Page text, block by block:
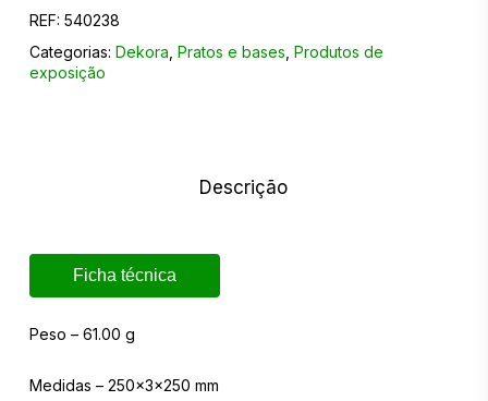
REF: 540238
Categorias: Dekora Pratos e bases Produtos de
exposição
Descrição
Ficha técnica
Peso – 61.00 g
Medidas – 250x3x250 mm